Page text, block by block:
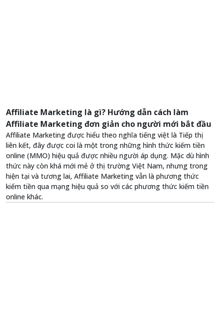
Affiliate Marketing là gì? Hướng dẫn cách làm
Affiliate Marketing đơn giản cho người mới bắt đầu
Affiliate Marketing được hiểu theo nghĩa tiếng việt là Tiếp thị
liên kết, đây được coi là một trong những hình thức kiếm tiền
online (MMO) hiệu quả được nhiều người áp dụng. Mặc dù hình
thức này còn khá mới mẻ ở thị trường Việt Nam, nhưng trong
hiện tại và tương lai, Affiliate Marketing vẫn là phương thức
kiếm tiền qua mạng hiệu quả so với các phương thức kiếm tiền
online khác.